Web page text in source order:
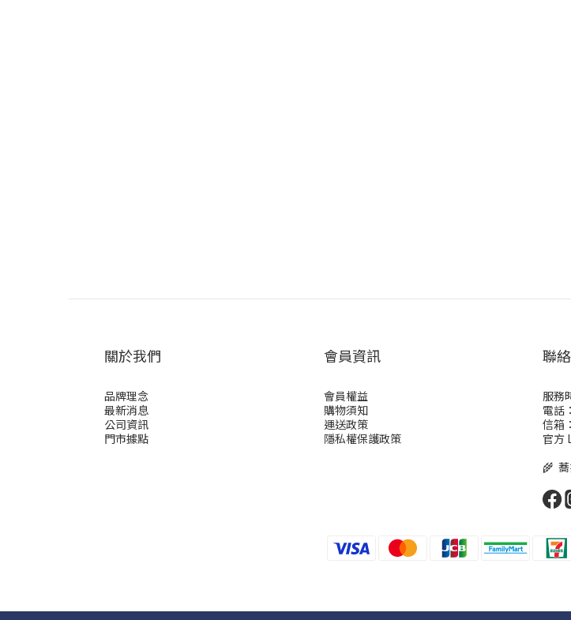
關於我們
品牌理念
最新消息
公司資訊
門市據點
會員資訊
會員權益
購物須知
運送政策
隱私權保護政策
聯
服務
電話
信箱
官方
🌾 蕎